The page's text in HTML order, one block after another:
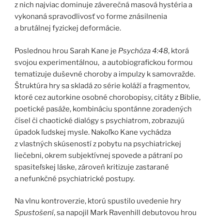
z nich najviac dominuje záverečná masová hystéria a
vykonaná spravodlivosť vo forme znásilnenia
a brutálnej fyzickej deformácie.
Poslednou hrou Sarah Kane je Psychóza 4:48, ktorá
svojou experimentálnou, a autobiografickou formou
tematizuje duševné choroby a impulzy k samovražde.
Štruktúra hry sa skladá zo série koláží a fragmentov,
ktoré cez autorkine osobné chorobopisy, citáty z Biblie,
poetické pasáže, kombináciu spontánne zoradených
čísel či chaotické dialógy s psychiatrom, zobrazujú
úpadok ľudskej mysle. Nakoľko Kane vychádza
z vlastných skúseností z pobytu na psychiatrickej
liečebni, okrem subjektívnej spovede a pátraní po
spasiteľskej láske, zároveň kritizuje zastarané
a nefunkčné psychiatrické postupy.
Na vlnu kontroverzie, ktorú spustilo uvedenie hry
Spustošení, sa napojil Mark Ravenhill debutovou hrou